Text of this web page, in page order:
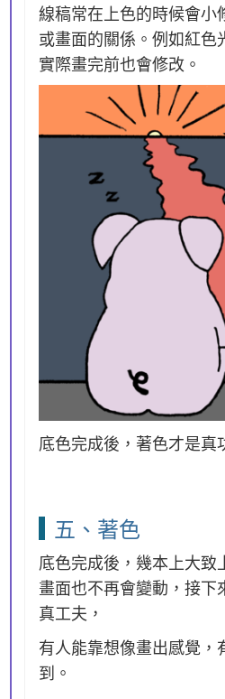
線稿常在上色的時候會小
或畫面的關係。例如紅色
實際畫完前也會修改。
底色完成後，著色才是真
五、著色
底色完成後，幾本上大致
畫面也不再會變動，接下
真工夫，
有人能靠想像畫出感覺，
到。